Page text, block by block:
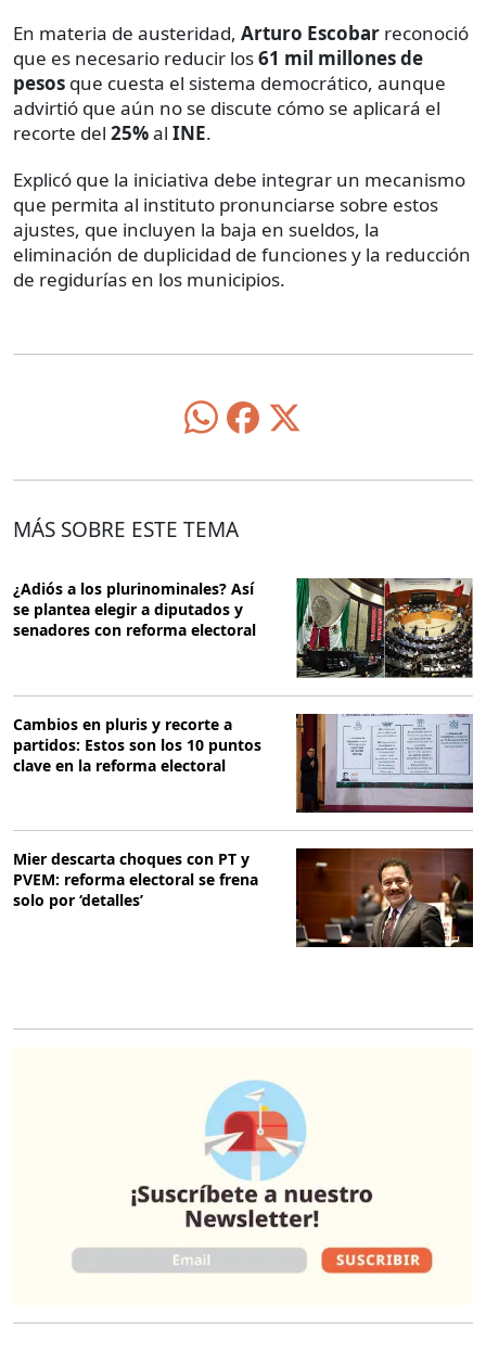
En materia de austeridad, Arturo Escobar reconoció
que es necesario reducir los61 mil millones de
pesos que cuesta el sistema democrático, aunque
advirtió que aún no se discute cómo se aplicará el
recorte del 25%al INE.
Explicó que la iniciativa debe integrar un mecanismo
que permita al instituto pronunciarse sobre estos
ajustes, que incluyen la baja en sueldos, la
eliminación de duplicidad de funciones y la reducción
de regidurías en los municipios.
MÁS SOBRE ESTE TEMA
¿Adiós a los plurinominales? Así
se plantea elegir a diputados y
senadores con reforma electoral
Cambios en pluris y recorte a
partidos: Estos son los 10 puntos
clave en la reforma electoral
Mier descarta choques con PT y
PVEM: reforma electoral se frena
solo por ‘detalles’